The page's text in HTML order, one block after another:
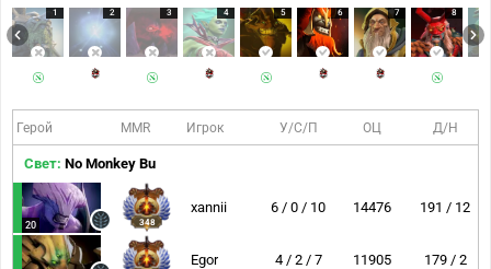
1 2 3 4 5 6 7 8
Герой MMR Игрок У/С/П ОЦ Д/Н
Свет: No Monkey Bu
20 348
xannii 6 / 0 / 10 14476 191 / 12
Egor 4 / 2 / 7 11905 179 / 2